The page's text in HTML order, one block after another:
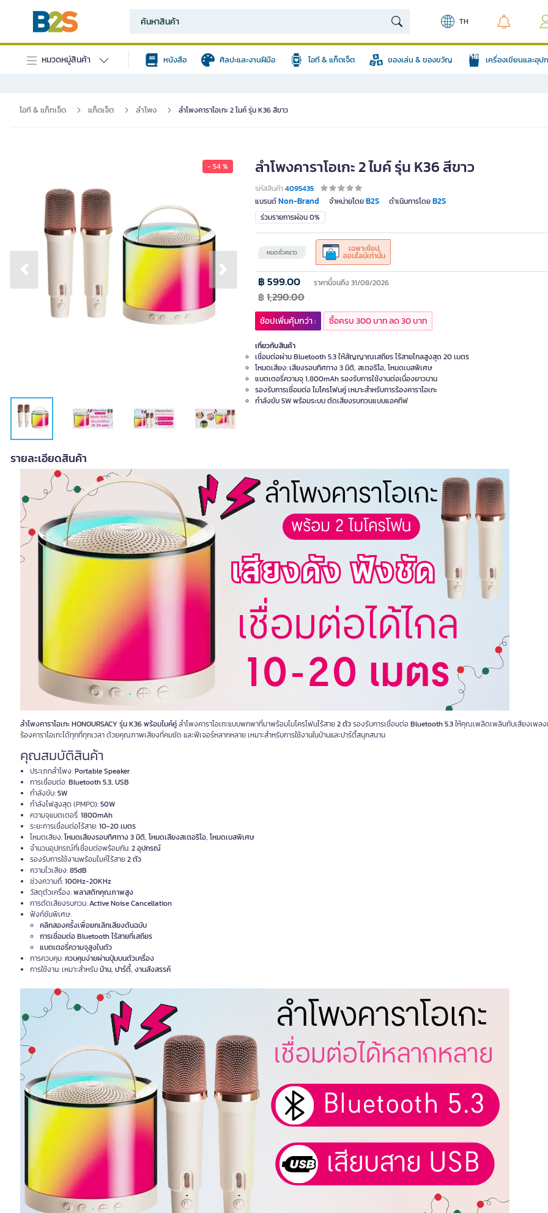
TH
หมวดหมู่สินค้า หนังสือ ศิลปะและงานฝีมือ ไอที & แก็ตเจ็ต ของเล่น & ของขวัญ เครื่องเขียนและอุ
ไอที & แก็ทเจ็ด แก็ดเจ็ต ลำโพง ลำโพงคาราโอเกะ 2 ไมค์ รุ่น K36 สีขาว
- 54 %
Previous slide Next slide
ลำโพงคาราโอเกะ 2 ไมค์ รุ่น K36 สีขาว
รหัสสินค้า4095435
แบรนด์Non-Brand จำหน่ายโดยB2S ดำเนินการโดยB2S
ร่วมรายการผ่อน 0%
หมดชั่วคราว เฉพาะช้อป
ออนไลน์เท่านั้น
฿ 599.00 ราคานี้จนถึง 31/08/2026
฿1,290.00
ช้อปเพิ่มคุ้มกว่า : ซื้อครบ 300 บาท ลด 30 บาท
เกี่ยวกับสินค้า
เชื่อมต่อผ่าน Bluetooth 5.3 ให้สัญญาณเสถียร ไร้สายไกลสูงสุด 20 เมตร
โหมดเสียง: เสียงรอบทิศทาง 3 มิติ, สเตอริโอ, โหมดเบสพิเศษ
แบตเตอรี่ความจุ 1,800mAh รองรับการใช้งานต่อเนื่องยาวนาน
รองรับการเชื่อมต่อ ไมโครโฟนคู่ เหมาะสำหรับการร้องคาราโอเกะ
กำลังขับ 5W พร้อมระบบ ตัดเสียงรบกวนแบบแอคทีฟ
รายละเอียดสินค้า
ลำโพงคาราโอเกะ HONOURSACY รุ่น K36 พร้อมไมค์คู่ลำโพงคาราโอเกะแบบพกพาที่มาพร้อมไมโครโฟนไร้สาย2 ตัวรองรับการเชื่อมต่อBluetooth 5.3ให้คุณเพลิดเพลินกับเสียงเพลง
ร้องคาราโอเกะได้ทุกที่ทุกเวลา ด้วยคุณภาพเสียงที่คมชัด และฟีเจอร์หลากหลาย เหมาะสำหรับการใช้งานในบ้านและปาร์ตี้สนุกสนาน
คุณสมบัติสินค้า
ประเภทลำโพง:Portable Speaker
การเชื่อมต่อ:Bluetooth 5.3, USB
กำลังขับ:5W
กำลังไฟสูงสุด (PMPO):50W
ความจุแบตเตอรี่:1800mAh
ระยะการเชื่อมต่อไร้สาย:10-20 เมตร
โหมดเสียง:โหมดเสียงรอบทิศทาง 3 มิติ, โหมดเสียงสเตอริโอ, โหมดเบสพิเศษ
จำนวนอุปกรณ์ที่เชื่อมต่อพร้อมกัน:2 อุปกรณ์
รองรับการใช้งานพร้อมไมค์ไร้สาย2 ตัว
ความไวเสียง:85dB
ช่วงความถี่:100Hz-20KHz
วัสดุตัวเครื่อง:พลาสติกคุณภาพสูง
การตัดเสียงรบกวน:Active Noise Cancellation
ฟังก์ชันพิเศษ:
คลิกสองครั้งเพื่อยกเลิกเสียงต้นฉบับ
การเชื่อมต่อ Bluetooth ไร้สายที่เสถียร
แบตเตอรี่ความจุสูงในตัว
การควบคุม:ควบคุมง่ายผ่านปุ่มบนตัวเครื่อง
การใช้งาน: เหมาะสำหรับบ้าน, ปาร์ตี้, งานสังสรรค์